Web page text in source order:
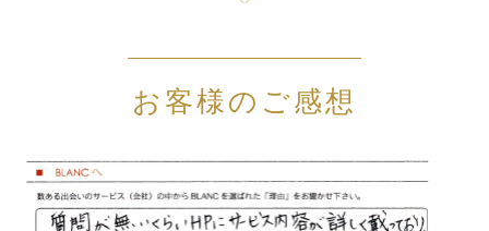
お客様のご感想